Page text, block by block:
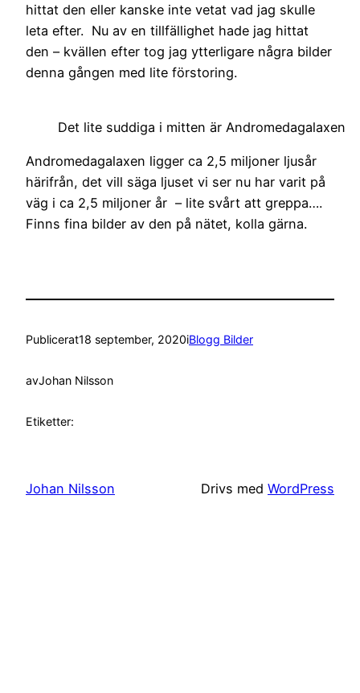
hittat den eller kanske inte vetat vad jag skulle
leta efter. Nu av en tillfällighet hade jag hittat
den – kvällen efter tog jag ytterligare några bilder
denna gången med lite förstoring.
Det lite suddiga i mitten är Andromedagalaxen
Andromedagalaxen ligger ca 2,5 miljoner ljusår
härifrån, det vill säga ljuset vi ser nu har varit på
väg i ca 2,5 miljoner år – lite svårt att greppa….
Finns fina bilder av den på nätet, kolla gärna.
Publicerat18 september, 2020iBlogg Bilder
avJohan Nilsson
Etiketter:
Johan Nilsson Drivs med WordPress